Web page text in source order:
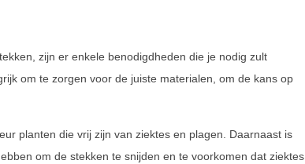
zijn er enkele benodigdheden die je nodig zult
om te zorgen voor de juiste materialen, om de kans op
planten die vrij zijn van ziektes en plagen. Daarnaast is
om de stekken te snijden en te voorkomen dat ziektes